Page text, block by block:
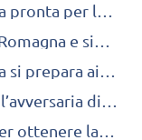
pronta per la
e si
si prepara ai
di
ottenere la